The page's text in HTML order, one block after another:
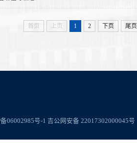
首页 上页 1 2 下页 尾页
06002985号-1 吉公网安备 22017302000045号